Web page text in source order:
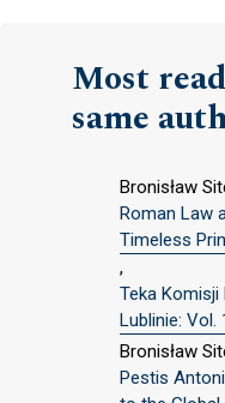
Most
same
Bronisław
Roman Law
Timeless
,
Teka Komisji
Lublinie: Vol.
Bronisław
Pestis